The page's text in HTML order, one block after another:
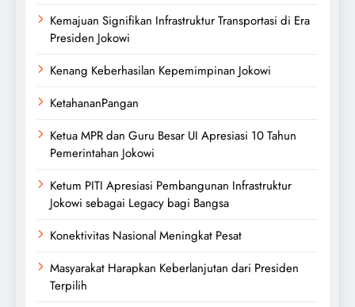
Kemajuan Signifikan Infrastruktur Transportasi di Era
Presiden Jokowi
Kenang Keberhasilan Kepemimpinan Jokowi
KetahananPangan
Ketua MPR dan Guru Besar UI Apresiasi 10 Tahun
Pemerintahan Jokowi
Ketum PITI Apresiasi Pembangunan Infrastruktur
Jokowi sebagai Legacy bagi Bangsa
Konektivitas Nasional Meningkat Pesat
Masyarakat Harapkan Keberlanjutan dari Presiden
Terpilih